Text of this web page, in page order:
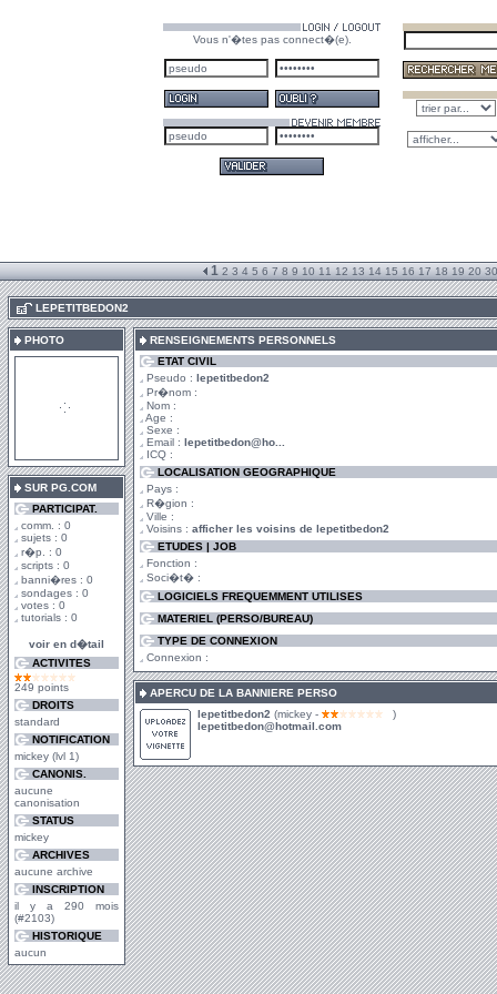
Vous n'�tes pas connect�(e).
1 2 3 4 5 6 7 8 9 10 11 12 13 14 15 16 17 18 19 20 30
LEPETITBEDON2
PHOTO
SUR PG.COM
PARTICIPAT.
comm. : 0
sujets : 0
r�p. : 0
scripts : 0
banni�res : 0
sondages : 0
votes : 0
tutorials : 0
voir en d�tail
ACTIVITES
249 points
DROITS
standard
NOTIFICATION
mickey (lvl 1)
CANONIS.
aucune
canonisation
STATUS
mickey
ARCHIVES
aucune archive
INSCRIPTION
il y a 290 mois
(#2103)
HISTORIQUE
aucun
RENSEIGNEMENTS PERSONNELS
ETAT CIVIL
Pseudo : lepetitbedon2
Pr�nom :
Nom :
Age :
Sexe :
Email : lepetitbedon@ho...
ICQ :
LOCALISATION GEOGRAPHIQUE
Pays :
R�gion :
Ville :
Voisins : afficher les voisins de lepetitbedon2
ETUDES | JOB
Fonction :
Soci�t� :
LOGICIELS FREQUEMMENT UTILISES
MATERIEL (PERSO/BUREAU)
TYPE DE CONNEXION
Connexion :
APERCU DE LA BANNIERE PERSO
lepetitbedon2 (mickey -
)
lepetitbedon@hotmail.com